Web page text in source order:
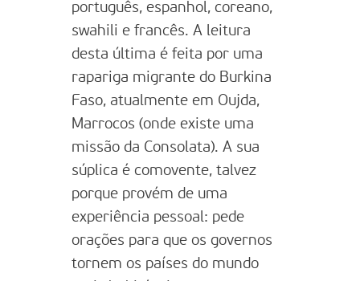
português, espanhol, coreano,
swahili e francês. A leitura
desta última é feita por uma
rapariga migrante do Burkina
Faso, atualmente em Oujda,
Marrocos (onde existe uma
missão da Consolata). A sua
súplica é comovente, talvez
porque provém de uma
experiência pessoal: pede
orações para que os governos
tornem os países do mundo